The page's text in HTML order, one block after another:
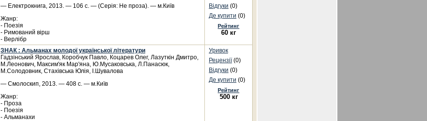
— Електрокнига, 2013. — 106 с. — (Серія: Не проза). — м.Київ
Жанр:
- Поезія
- Римований вірш
- Верлібр
Відгуки (0)
Де купити (0)
Рейтинг
60 кг
ЗНАК : Альманах молодої української літератури
Гадзінський Ярослав, Коробчук Павло, Коцарев Олег, Лазуткін Дмитро,
М.Леонович, Максим'як Мар'яна, Ю.Мусаковська, Л.Панасюк,
М.Солодовник, Стахівська Юлія, І.Шувалова
— Смолоскип, 2013. — 408 с. — м.Київ
Жанр:
- Проза
- Поезія
- Альманахи
Уривок
Рецензії(0)
Відгуки (0)
Де купити (0)
Рейтинг
500 кг